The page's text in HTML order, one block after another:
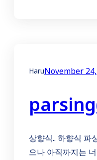
HaruNovember
상향식.. 하향식 파
으나 아직까지는